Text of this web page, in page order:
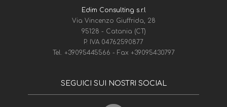
Edim Consulting s.r.l
Via Vincenzo Giuffrida, 28
95128 - Catania (CT)
P. IVA 04762590877
Tel.
+39095445566 - Fax +39095430797
SEGUICI SUI NOSTRI SOCIAL